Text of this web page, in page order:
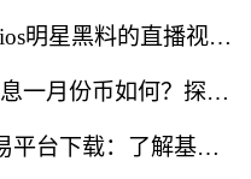
97丨嫩草丨精品｜亚洲ios明星黑料的直播视频软件深度解析
派币2025年官方最新消息一月份币如何？探讨未来发展与行情走势
如何进行USDT官方交易平台下载：了解基本流程与注意事项